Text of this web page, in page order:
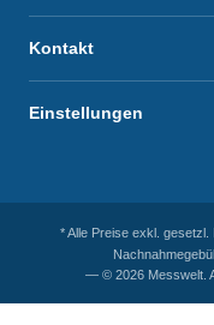
Kontakt
Einstellungen
* Alle Preise exkl. gesetzl.
— © 2026 Messwelt.